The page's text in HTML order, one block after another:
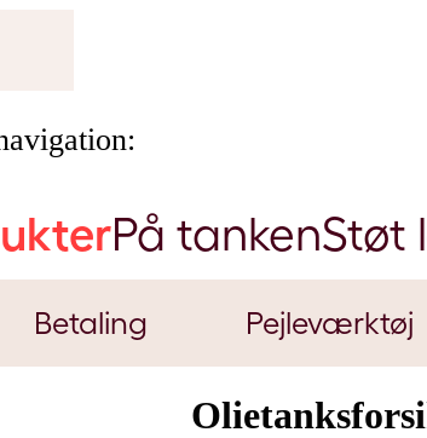
På tankenStøt
Betaling Pejleværktøj